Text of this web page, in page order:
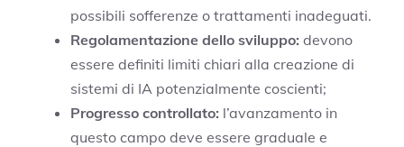
possibili sofferenze o trattamenti inadeguati.
Regolamentazione dello sviluppo: devono
essere definiti limiti chiari alla creazione di
sistemi di IA potenzialmente coscienti;
Progresso controllato: l’avanzamento in
questo campo deve essere graduale e